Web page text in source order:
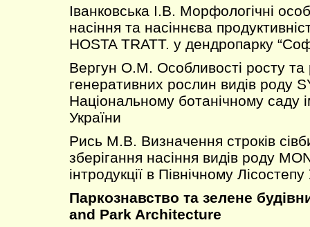
Іванковська І.В. Морфологічні
насіння та насіннєва
HOSTA TRATT. у дендропарку
Вергун О.М. Особливості росту та
генеративних рослин видів роду
Національному ботанічному
України
Рись М.В. Визначення строків
зберігання насіння видів роду
інтродукції в Північному Лісостепу
Паркознавство та зелене
and Park Architecture